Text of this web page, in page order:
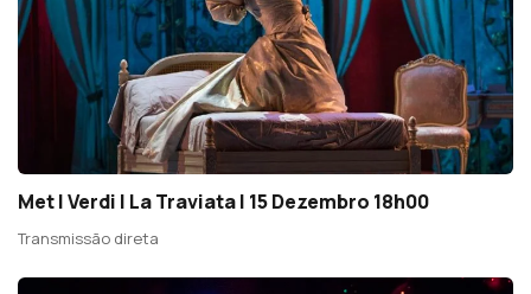
Met | Verdi | La Traviata | 15 Dezembro 18h00
Transmissão direta